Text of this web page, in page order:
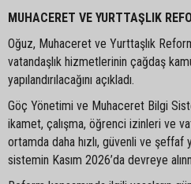
MUHACERET VE YURTTAŞLIK
Oğuz, Muhaceret ve Yurttaşlık
vatandaşlık hizmetlerinin çağdaş
yapılandırılacağını açıkladı.
Göç Yönetimi ve Muhaceret Bilgi
ikamet, çalışma, öğrenci izinleri ve
ortamda daha hızlı, güvenli ve
sistemin Kasım 2026’da devreye